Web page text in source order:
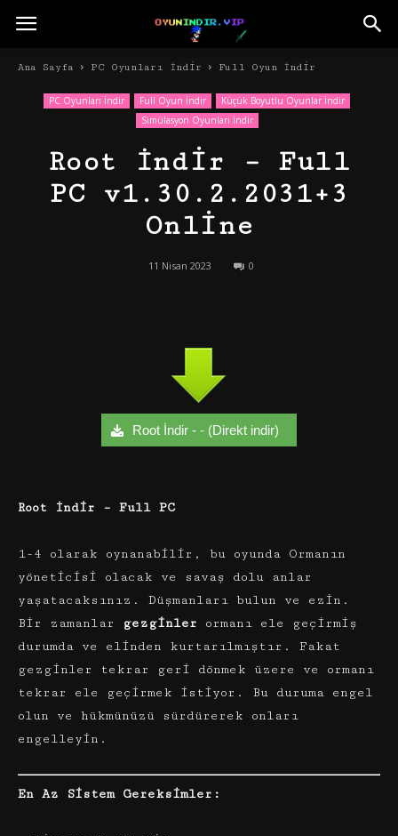
Ana Sayfa PC Oyunları İndir Full Oyun İndir
PC Oyunları İndir Full Oyun İndir
Küçük Boyutlu Oyunlar İndir
Simülasyon Oyunları İndir
Root İndir – Full
PC v1.30.2.2031+3
Online
11 Nisan 2023 0
Root İndir - - (Direkt indir)
Root İndir – Full PC
1-4 olarak oynanabilir, bu oyunda Ormanın
yöneticisi olacak ve savaş dolu anlar
yaşatacaksınız. Düşmanları bulun ve ezin.
Bir zamanlar
gezginler ormanı ele geçirmiş
durumda ve elinden kurtarılmıştır. Fakat
gezginler tekrar geri dönmek üzere ve ormanı
tekrar ele geçirmek istiyor. Bu duruma engel
olun ve hükmünüzü sürdürerek onları
engelleyin.
En Az Sistem Gereksimler: